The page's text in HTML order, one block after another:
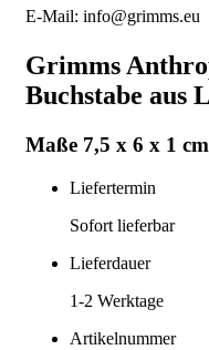
E-Mail: info@grimms.eu
Grimms
Buchstabe aus
Maße 7,5 x 6 x 1 cm
Liefertermin
Sofort lieferbar
Lieferdauer
1-2 Werktage
Artikelnummer